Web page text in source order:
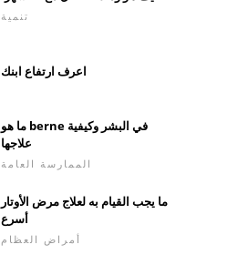
تنمية
اعرف ارتفاع ابنك
ما هو berne في البشر وكيفية
علاجها
الممارسة العامة
ما يجب القيام به لعلاج مرض الأوتار
أسرع
أمراض العظام